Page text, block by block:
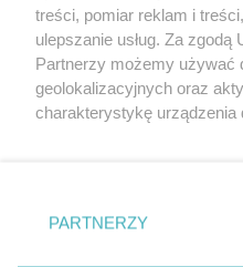
Nie zapomnij
zapoznać się z:
polityką prywatności
Twojemiasto
Piekary Śląskie
Chorzów
Tarnowskie Góry
Gliwice
treści, pomiar reklam i
ulepszanie usług. Za
Partnerzy możemy używać
geolokalizacyjnych oraz
charakterystykę urządzenia
zmienić/wycofać klikając
znajdujący się w lewym
rodzaje przetwarzania
PARTNERZY